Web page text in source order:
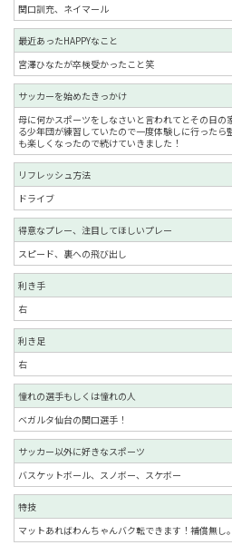
関口訓充、ネイマール
最近あったHAPPYなこと
宮澤ひなたが卒検受かったこと笑
サッカーを始めたきっかけ
母に何かスポーツをしなさいと言われてとその日の
る少年団が練習していたので一度体験しに行った
も楽しくなったので続けていきました！
リフレッシュ方法
ドライブ
得意なプレー、注目してほしいプレー
スピード、裏への飛び出し
利き手
右
利き足
右
憧れの選手もしくは憧れの人
ベガルタ仙台の関口選手！
サッカー以外に好きなスポーツ
バスケットボール、スノボー、スケボー
特技
マットあればわんちゃんバク転できます！補償無し。